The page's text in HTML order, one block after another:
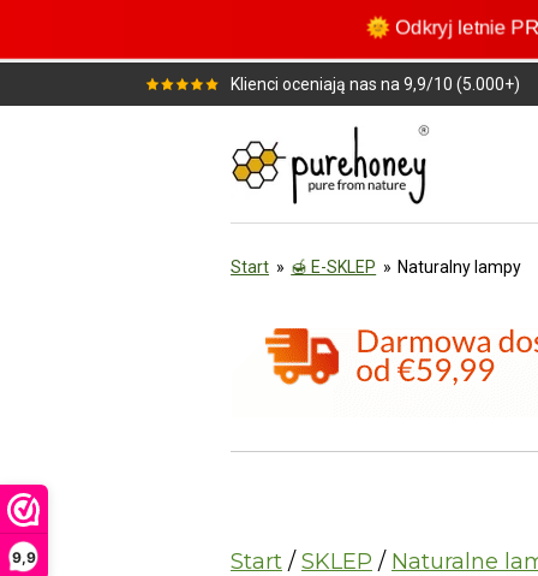
9,9
🌞 Odkryj letnie
treści
Klienci oceniają nas na 9,9/10 (5.000+)
Start » 🍯 E-SKLEP » Naturalny lampy
Start / SKLEP / Naturalne